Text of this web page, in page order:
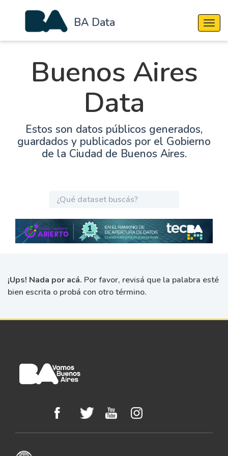
BA Data
Buenos Aires
Data
Estos son datos públicos generados,
guardados y publicados por el Gobierno
de la Ciudad de Buenos Aires.
¡Ups! Nada por acá. Por favor, revisá que la palabra esté
bien escrita o probá con otro término.